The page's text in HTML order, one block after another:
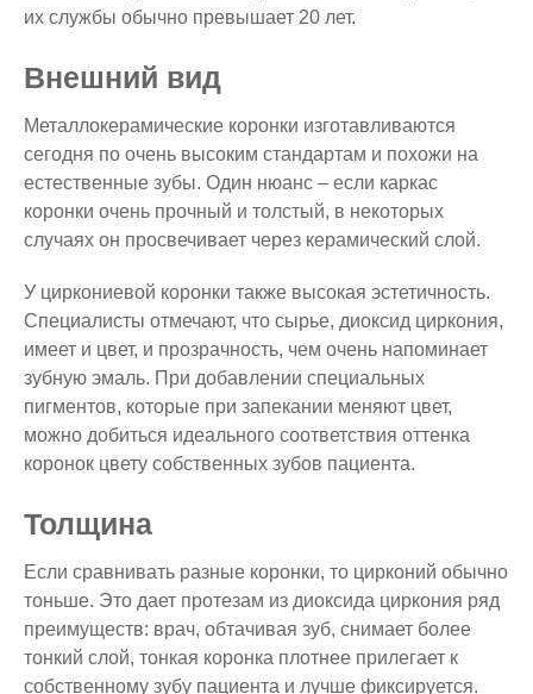
их службы обычно превышает 20 лет.
Внешний вид
Металлокерамические коронки изготавливаются
сегодня по очень высоким стандартам и похожи на
естественные зубы. Один нюанс – если каркас
коронки очень прочный и толстый, в некоторых
случаях он просвечивает через керамический слой.
У циркониевой коронки также высокая эстетичность.
Специалисты отмечают, что сырье, диоксид циркония,
имеет и цвет, и прозрачность, чем очень напоминает
зубную эмаль. При добавлении специальных
пигментов, которые при запекании меняют цвет,
можно добиться идеального соответствия оттенка
коронок цвету собственных зубов пациента.
Толщина
Если сравнивать разные коронки, то цирконий обычно
тоньше. Это дает протезам из диоксида циркония ряд
преимуществ: врач, обтачивая зуб, снимает более
тонкий слой, тонкая коронка плотнее прилегает к
собственному зубу пациента и лучше фиксируется.